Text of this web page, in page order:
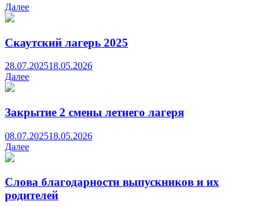
Далее
Скаутский лагерь 2025
28.07.202518.05.2026
Далее
Закрытие 2 смены летнего лагеря
08.07.202518.05.2026
Далее
Слова благодарности выпускников и их
родителей